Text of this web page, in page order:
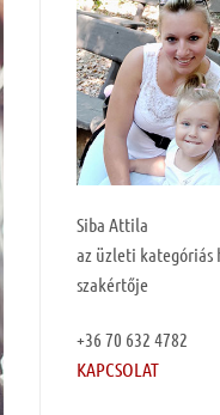
Siba Attila
az üzleti kategóriás
szakértője
+36 70 632 4782
KAPCSOLAT